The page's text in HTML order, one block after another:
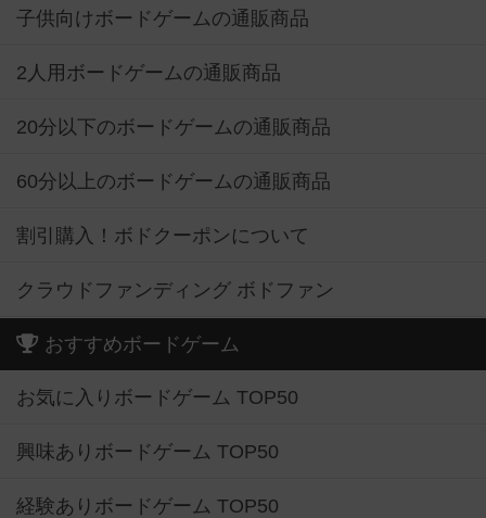
子供向けボードゲームの通販商品
2人用ボードゲームの通販商品
20分以下のボードゲームの通販商品
60分以上のボードゲームの通販商品
割引購入！ボドクーポンについて
クラウドファンディング ボドファン
おすすめボードゲーム
お気に入りボードゲーム TOP50
興味ありボードゲーム TOP50
経験ありボードゲーム TOP50